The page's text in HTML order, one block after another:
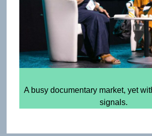
A busy documentary market, yet
signals.